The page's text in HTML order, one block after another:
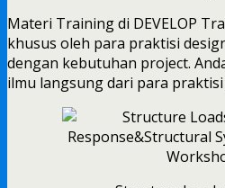
Materi Training di DEVELOP
khusus oleh para praktisi
dengan kebutuhan project.
ilmu langsung dari para